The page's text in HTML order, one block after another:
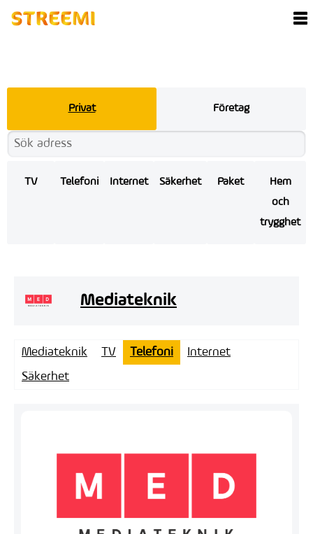
Privat Företag
TV Telefoni Internet Säkerhet Paket
Hem
och
trygghet
Mediateknik
Mediateknik TV Telefoni
Internet
Säkerhet